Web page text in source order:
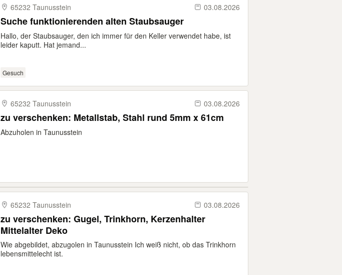
65232 Taunusstein 03.08.2026
Suche funktionierenden alten Staubsauger
Hallo, der Staubsauger, den ich immer für den Keller verwendet habe, ist
leider kaputt. Hat jemand...
Gesuch
65232 Taunusstein 03.08.2026
zu verschenken: Metallstab, Stahl rund 5mm x 61cm
Abzuholen in Taunusstein
65232 Taunusstein 03.08.2026
zu verschenken: Gugel, Trinkhorn, Kerzenhalter
Mittelalter Deko
Wie abgebildet, abzugolen in Taunusstein Ich weiß nicht, ob das Trinkhorn
lebensmittelecht ist.